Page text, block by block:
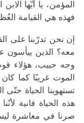
المؤمن، يا أيّها
فهذه هي القيامة
إن نحن تدرّبنا على
معه؟ الذين ييأسون
وجه حبيب، هؤلاء
الموت غريبًا كما
تستهوينا الحياة حتّى
هذه الحياة فانية
صرنا في معاشرة